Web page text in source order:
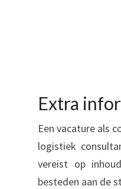
Extra
Een vacature als
logistiek
vereist op
besteden aan de